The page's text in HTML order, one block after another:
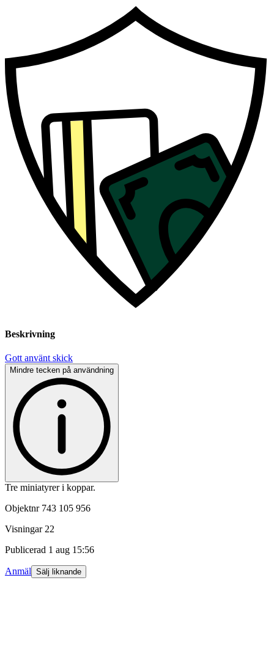
Beskrivning
Gott använt skick
Mindre tecken på användning
Tre miniatyrer i koppar.
Objektnr 743 105 956
Visningar 22
Publicerad 1 aug 15:56
Anmäl Sälj liknande